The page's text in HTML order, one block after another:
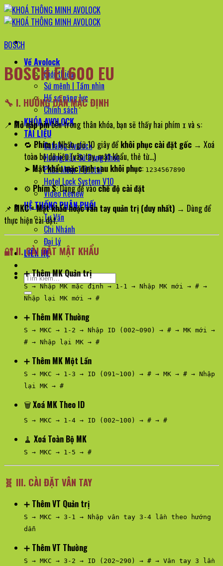
Bỏ
qua
dung
Về Avolock
Giới thiệu
Sứ mệnh | Tầm nhìn
Hồ sơ năng lực
Chính sách
KHÓA AVOLOCK
TÀI LIỆU
Catalog Avolock
Hướng Dẫn Sử Dụng Khóa
Phần Mềm TTHotel
Hotel Lock System V10
Video Review
HỆ THỐNG PHÂN PHỐI
Tư Vấn
Chi Nhánh
Đại Lý
LIÊN HỆ
Tìm
kiếm:
BOSCH
BOSCH EL600 EU
🔧 I. HƯỚNG DẪN MẶC ĐỊNH
📍 Mở nắp pinbên trong thân khóa, bạn sẽ thấy hai phím I và S:
🔁 Phím I: Nhấn giữ 10 giây đểkhôi phục cài đặt gốc → Xoá
toàn bộ dữ liệu (vân tay, mật khẩu, thẻ từ…)
➤ Mật khẩu mặc định sau khôi phục: 1234567890
⚙️ Phím S: Dùng để vàochế độ cài đặt
📌 MKC = Mật khẩu hoặc vân tay quản trị (duy nhất) → Dùng để
thực hiện cài đặt.
🔐II. CÀI ĐẶT MẬT KHẨU
➕Thêm MK Quản trị
S → Nhập MK mặc định → 1-1 → Nhập MK mới → # →
Nhập lại MK mới → #
➕ Thêm MK Thường
S → MKC → 1-2 → Nhập ID (002~090) → # → MK mới →
# → Nhập lại MK → #
➕ Thêm MK Một Lần
S → MKC → 1-3 → ID (091~100) → # → MK → # → Nhập
lại MK → #
🗑️Xoá MK Theo ID
S → MKC → 1-4 → ID (002~100) → # → #
🧹 Xoá Toàn Bộ MK
S → MKC → 1-5 → #
🧬 III. CÀI ĐẶT VÂN TAY
➕ Thêm VT Quản trị
S → MKC → 3-1 → Nhập vân tay 3-4 lần theo hướng
dẫn
➕ Thêm VT Thường
S → MKC → 3-2 → ID (202~290) → # → Vân tay 3 lần